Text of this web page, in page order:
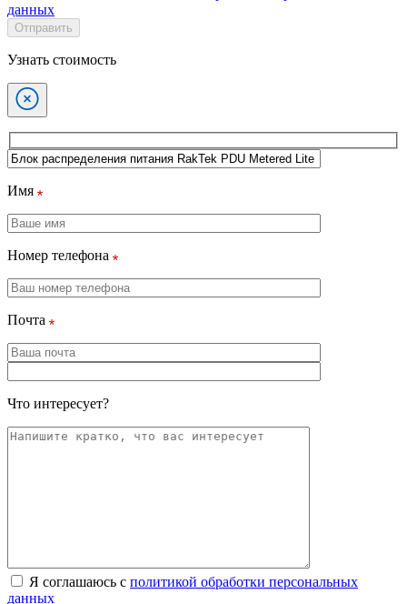
данных
Отправить
Узнать стоимость
Имя
Номер телефона
Почта
Что интересует?
Я соглашаюсь с политикой обработки персональных
данных